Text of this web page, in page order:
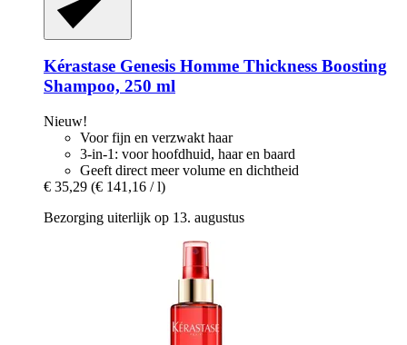
Kérastase Genesis Homme Thickness Boosting
Shampoo, 250 ml
Nieuw!
Voor fijn en verzwakt haar
3-in-1: voor hoofdhuid, haar en baard
Geeft direct meer volume en dichtheid
€ 35,29 (€ 141,16 / l)
Bezorging uiterlijk op 13. augustus